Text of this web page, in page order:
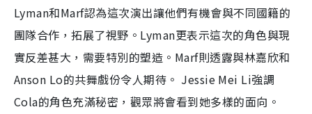
Lyman和Marf認為這次演出讓他們有機會與不同國籍的
團隊合作，拓展了視野。Lyman更表示這次的角色與現
實反差甚大，需要特別的塑造。Marf則透露與林嘉欣和
Anson Lo的共舞戲份令人期待。 Jessie Mei Li強調
Cola的角色充滿秘密，觀眾將會看到她多樣的面向。